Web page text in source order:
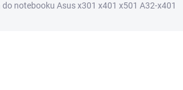
do notebooku Asus x301 x401 x501 A32-x401